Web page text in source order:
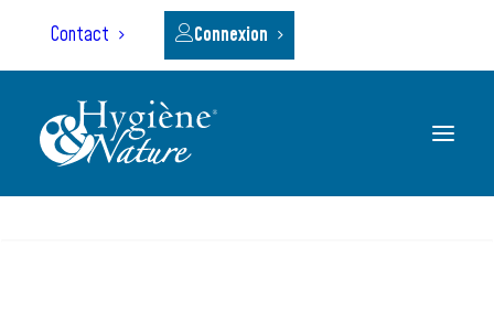
Contact Connexion
Panneau de gestion des cookies